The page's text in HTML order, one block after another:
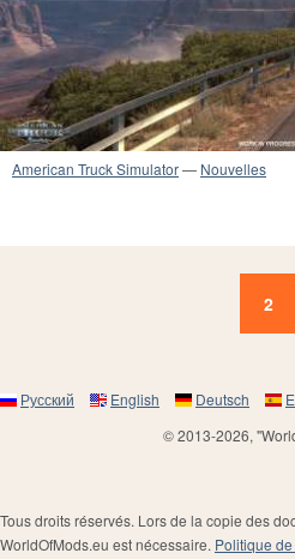
American Truck Simulator— Nouvelles
2
Русский English Deutsch
© 2013-2026,
Tous droits réservés. Lors de la copie des
WorldOfMods.eu est nécessaire. Politique